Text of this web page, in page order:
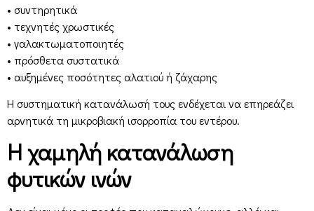
• συντηρητικά
• τεχνητές χρωστικές
• γαλακτωματοποιητές
• πρόσθετα συστατικά
• αυξημένες ποσότητες αλατιού ή ζάχαρης
Η συστηματική κατανάλωσή τους ενδέχεται να επηρεάζει
αρνητικά τη μικροβιακή ισορροπία του εντέρου.
Η χαμηλή κατανάλωση
φυτικών ινών